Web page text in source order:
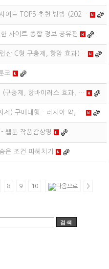
이트 TOP5 추천 방법 (202…
사이트 종합 정보 공유편
산 C형 구충제, 항암 효과)…
코
구충제, 항바이러스 효과, …
제) 구매대행 - 러시아 약, …
웹툰 작품감상평
은 조건 파헤치기
8 9 10 >